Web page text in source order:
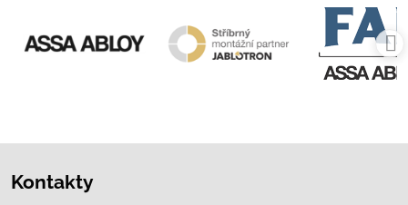
Kontakty